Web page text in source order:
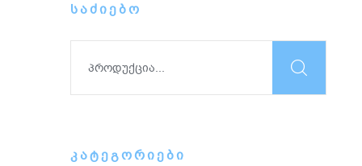
ᲡᲐᲫᲘᲔᲑᲝ
ᲙᲐᲢᲔᲒᲝᲠᲘᲔᲑᲘ